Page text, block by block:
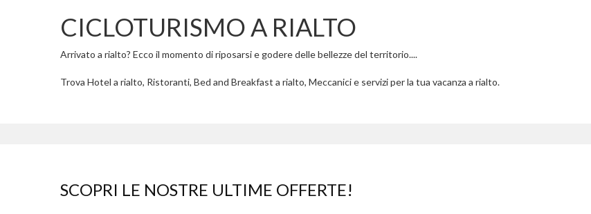
CICLOTURISMO A RIALTO
Arrivato a rialto? Ecco il momento di riposarsi e godere delle bellezze del territorio....
Trova Hotel a rialto, Ristoranti, Bed and Breakfast a rialto, Meccanici e servizi per la tua vacanza a rialto.
SCOPRI LE NOSTRE ULTIME OFFERTE!